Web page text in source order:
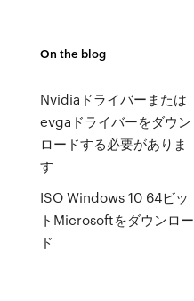
On the blog
Nvidiaドライバーまたは
evgaドライバーをダウン
ロードする必要がありま
す
ISO Windows 10 64ビッ
トMicrosoftをダウンロー
ド